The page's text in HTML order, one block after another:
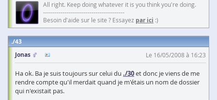
All right. Keep doing whatever it is you think you're doing.
------------------------------------------
Besoin d'aide sur le site ? Essayez par ici :)
43
Jonas
Le 16/05/2008 à 16:23
Ha ok. Ba je suis toujours sur celui du ./30et donc je viens de me
rendre compte qu'il merdait quand je m'étais un nom de dossier
qui n'existait pas.